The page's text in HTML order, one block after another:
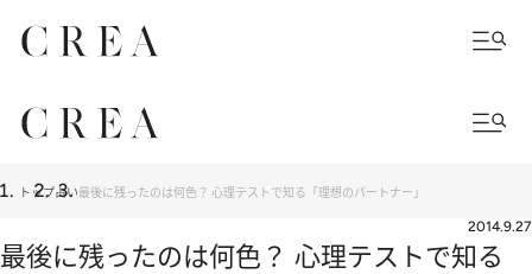
トップ占い最後に残ったのは何色？ 心理テストで知る「理想のパートナー」
2014.9.27
最後に残ったのは何色？ 心理テストで知る